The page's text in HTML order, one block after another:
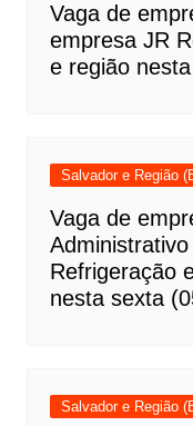
Vaga de
empresa JR
e região
Salvador e Região
Vaga de
Refrigeração
nesta sexta
Salvador e Região